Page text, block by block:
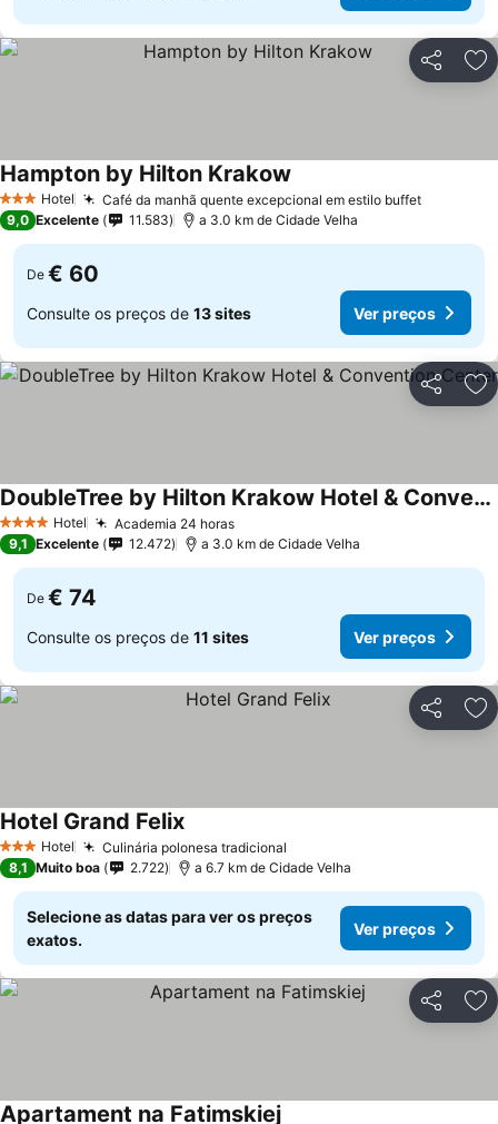
Partilhar
3 EstrelasHotel Café da manhã quente excepcional em estilo buffet
Hampton by Hilton Krakow
9,0 Excelente 11.583 a 3.0 km de Cidade Velha
De € 60
Consulte os preços de 13 sites Ver preços
Partilhar
4 EstrelasHotel Academia 24 horas
DoubleTree by Hilton Krakow Hotel & Convention Center
9,1 Excelente 12.472 a 3.0 km de Cidade Velha
De € 74
Consulte os preços de 11 sites Ver preços
Partilhar
3 EstrelasHotel Culinária polonesa tradicional
Hotel Grand Felix
8,1 Muito boa 2.722 a 6.7 km de Cidade Velha
Selecione as datas para ver os preços
exatos.
Ver preços
Partilhar
Apartament na Fatimskiej